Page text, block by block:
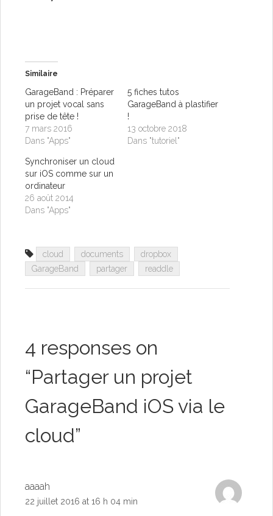
Similaire
GarageBand : Préparer
un projet vocal sans
prise de tête !
7 mars 2016
Dans "Apps"
5 fiches tutos
GarageBand à plastifier
!
13 octobre 2018
Dans "tutoriel"
Synchroniser un cloud
sur iOS comme sur un
ordinateur
26 août 2014
Dans "Apps"
cloud documents
dropbox
GarageBand
partager readdle
4 responses on
“Partager un projet
GarageBand iOS via le
cloud”
aaaah
22 juillet 2016 at 16 h 04 min